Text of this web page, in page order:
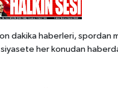
dakika haberleri, spordan
siyasete her konudan